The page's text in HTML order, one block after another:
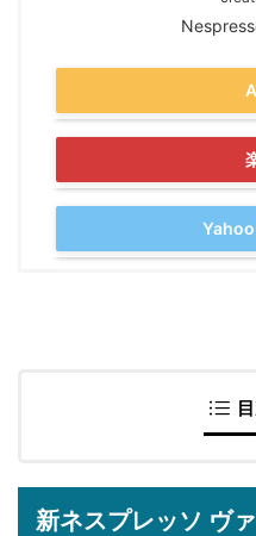
新ネスプレッソ ヴ